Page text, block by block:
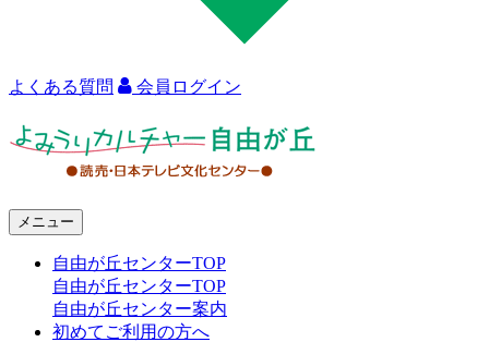
よくある質問 会員ログイン
メニュー
自由が丘センターTOP
自由が丘センターTOP
自由が丘センター案内
初めてご利用の方へ